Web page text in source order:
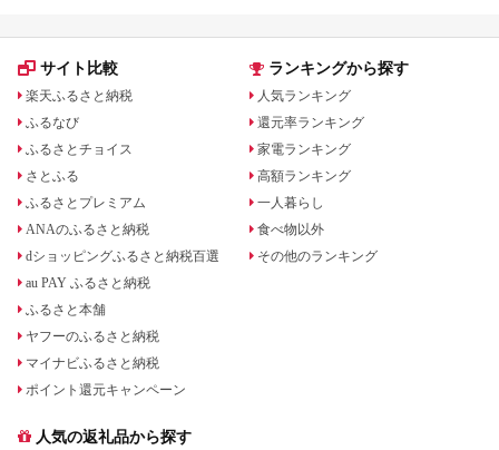
サイト比較
楽天ふるさと納税
ふるなび
ふるさとチョイス
さとふる
ふるさとプレミアム
ANAのふるさと納税
dショッピングふるさと納税百選
au PAY ふるさと納税
ふるさと本舗
ヤフーのふるさと納税
マイナビふるさと納税
ポイント還元キャンペーン
ランキングから探す
人気ランキング
還元率ランキング
家電ランキング
高額ランキング
一人暮らし
食べ物以外
その他のランキング
人気の返礼品から探す